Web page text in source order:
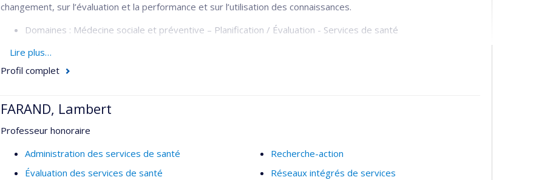
changement, sur l’évaluation et la performance et sur l’utilisation des connaissances.
Domaines : Médecine sociale et préventive – Planification / Évaluation - Services de santé
Méthodologies : Évaluative – Organisationnelle
Lire plus…
Profil complet
FARAND, Lambert
Professeur honoraire
Administration des services de santé
Évaluation des services de santé
Recherche-action
Réseaux intégrés de services